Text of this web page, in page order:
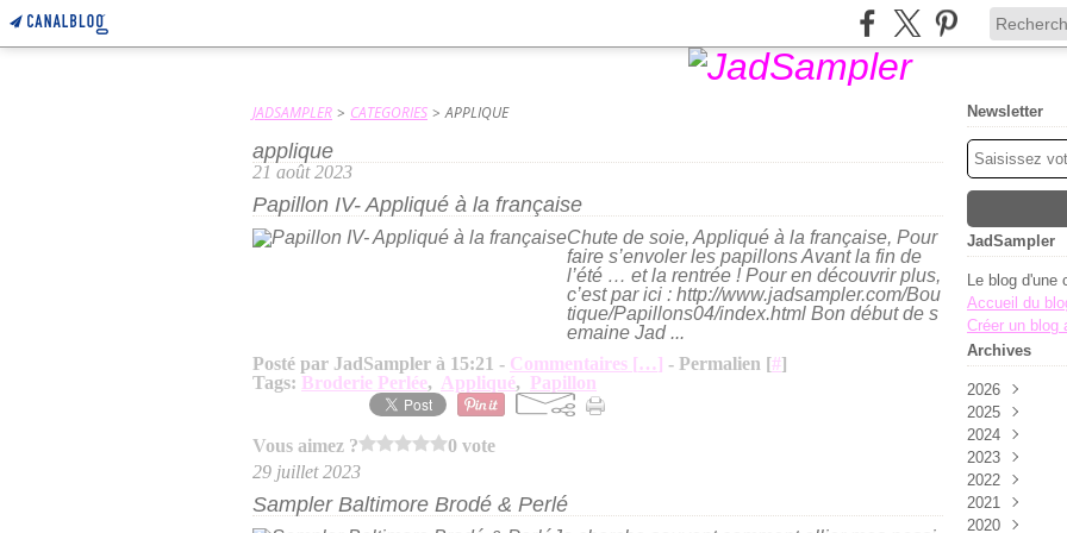
JADSAMPLER > CATEGORIES > APPLIQUE
applique
21 août 2023
Papillon IV- Appliqué à la française
Chute de soie, Appliqué à la française, Pour
faire s’envoler les papillons Avant la fin de
l’été … et la rentrée ! Pour en découvrir plus,
c’est par ici : http://www.jadsampler.com/Bou
tique/Papillons04/index.html Bon début de s
emaine Jad ...
Posté par JadSampler à 15:21 - Commentaires […] - Permalien [#]
Tags: Broderie Perlée, Appliqué, Papillon
Vous aimez ?
0 vote
29 juillet 2023
Sampler Baltimore Brodé & Perlé
Newsletter
JadSampler
Le blog d'une
Accueil du
Créer un blog
Archives
2026
Août
Juillet
Juin
Mai(7)
Avril
Mars
2025
Novembre
Octobre
Septembre
Août
Juillet
2024
Décembre
Novembre
Octobre
Septembre
2023
Décembre
Novembre
Octobre
2022
Décembre
Novembre
2021
Décembre
2020